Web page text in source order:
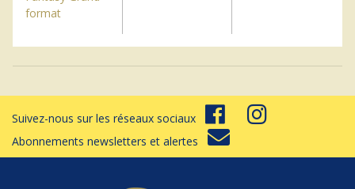
format
Suivez-nous sur les réseaux sociaux
Abonnements newsletters et alertes